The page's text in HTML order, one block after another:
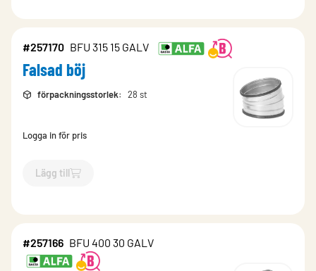
#257170 BFU 315 15 GALV
Falsad böj
förpackningsstorlek: 28 st
Logga in för pris
Lägg till
`$Lägg till
#257166 BFU 400 30 GALV